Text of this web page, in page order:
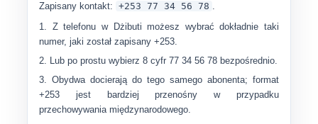
Zapisany kontakt: +253 77 34 56 78 .
Z telefonu w Dżibuti możesz wybrać dokładnie taki
numer, jaki został zapisany+253.
Lub po prostu wybierz 8 cyfr77 34 56 78 bezpośrednio.
Obydwa docierają do tego samego abonenta; format
+253 jest bardziej przenośny w przypadku
przechowywania międzynarodowego.